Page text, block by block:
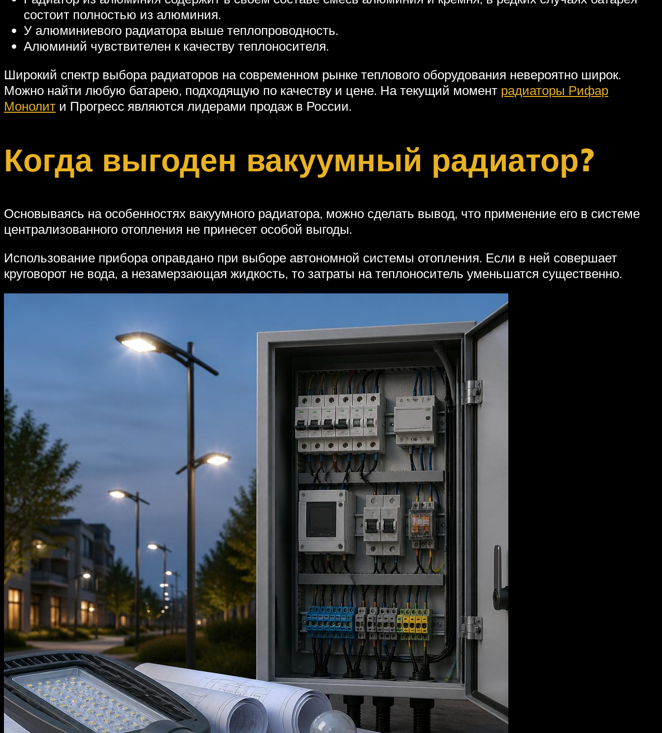
состоит полностью из алюминия.
У алюминиевого радиатора выше теплопроводность.
Алюминий чувствителен к качеству теплоносителя.
Широкий спектр выбора радиаторов на современном рынке теплового оборудования невероятно широк.
Можно найти любую батарею, подходящую по качеству и цене. На текущий момент радиаторы Рифар
Монолит и Прогресс являются лидерами продаж в России.
Когда выгоден вакуумный радиатор?
Основываясь на особенностях вакуумного радиатора, можно сделать вывод, что применение его в системе
централизованного отопления не принесет особой выгоды.
Использование прибора оправдано при выборе автономной системы отопления. Если в ней совершает
круговорот не вода, а незамерзающая жидкость, то затраты на теплоноситель уменьшатся существенно.